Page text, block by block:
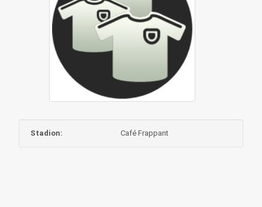
Stadion: Café Frappant